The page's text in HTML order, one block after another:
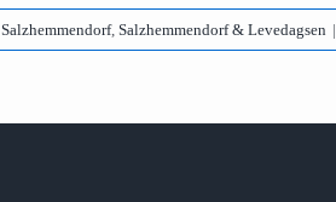
Salzhemmendorf, Salzhemmendorf & Levedagsen |